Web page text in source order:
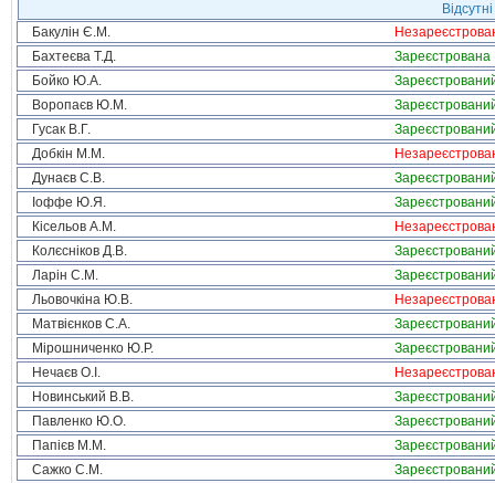
Бакулін Є.М.
Бахтеєва Т.Д.
Зареєстрована
Бойко Ю.А.
Воропаєв Ю.М.
Гусак В.Г.
Добкін М.М.
Дунаєв С.В.
Іоффе Ю.Я.
Кісельов А.М.
Колєсніков Д.В.
Ларін С.М.
Льовочкіна Ю.В.
Матвієнков С.А.
Мірошниченко Ю.Р.
Нечаєв О.І.
Новинський В.В.
Павленко Ю.О.
Папієв М.М.
Сажко С.М.